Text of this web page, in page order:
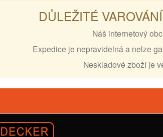
DŮLEŽITÉ
Náš internetový
Expedice je nepravidelná a nelze
Neskladové zboží je